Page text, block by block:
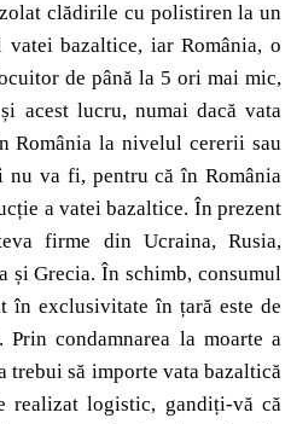
clădirile cu polistiren la un
bazaltice, iar România, o
de până la 5 ori mai mic,
acest lucru, numai dacă vata
România la nivelul cererii sau
nu va fi, pentru că în România
a vatei bazaltice. În prezent
firme din Ucraina, Rusia,
și Grecia. În schimb, consumul
în exclusivitate în țară este de
condamnarea la moarte a
trebui să importe vata bazaltică
realizat logistic, gandiți-vă că